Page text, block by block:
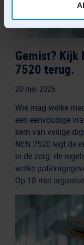
Voor verwerkingen
gerechtvaardigd
Meer informatie
Gemist? Kijk
7520 terug.
20 mei 2026
Wie mag welke
een eenvoudige
kern van veilige
NEN 7520 legt de
in de zorg: de
welke
Op 18 mei